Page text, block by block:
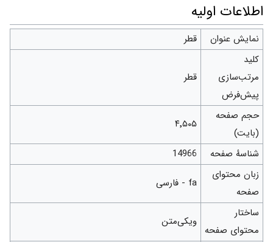
پرش
به
ناوبری
پرش
به
جستجو
اطلاعات اولیه
نمایش عنوان
قطر
کلید
مرتب‌سازی
پیش‌فرض
قطر
حجم صفحه
(بایت)
۴٬۵۰۵
شناسهٔ صفحه
14966
زبان محتوای
صفحه
fa - فارسی
ساختار
محتوای صفحه
ویکی‌متن